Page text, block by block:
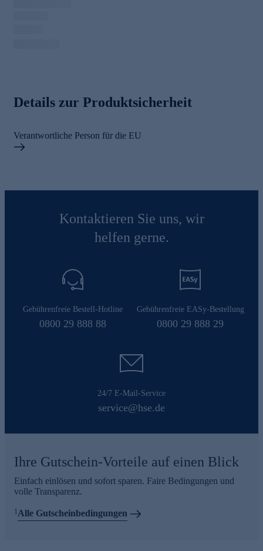
Details zur Produktsicherheit
Verantwortliche Person für die EU
Kontaktieren Sie uns, wir
helfen gerne.
Gebührenfreie Bestell-Hotline
0800 29 888 88
Gebührenfreie EASy-Bestellung
0800 29 888 29
24/7 E-Mail-Service
service@hse.de
Ihre Gutschein-Vorteile auf einen Blick
Einfach einlösen und sofort sparen. Faire Bedingungen und
volle Transparenz.
1 Alle Gutscheinbedingungen